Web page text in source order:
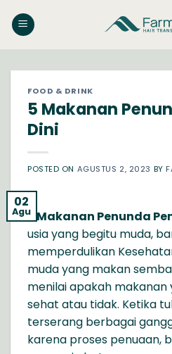
FOOD & DRINK
5 Makanan
Dini
POSTED ON AGUSTUS 2, 2023 BY
02
Agu5 Makanan Penunda
usia yang begitu muda,
memperdulikan
muda yang makan
menilai apakah makanan
sehat atau tidak. Ketika
terserang berbagai
karena proses penuaan,